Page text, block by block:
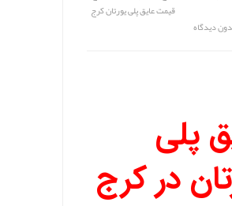
قیمت عایق پلی یورتان کرج
دیدگاه
پلی
در کرج